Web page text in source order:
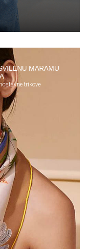
MARAMU
trikove